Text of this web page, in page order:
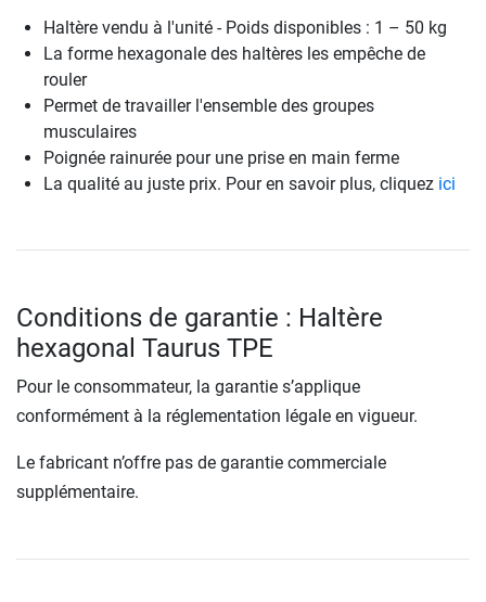
Haltère vendu à l'unité - Poids disponibles : 1 – 50 kg
La forme hexagonale des haltères les empêche de
rouler
Permet de travailler l'ensemble des groupes
musculaires
Poignée rainurée pour une prise en main ferme
La qualité au juste prix. Pour en savoir plus, cliquez ici
Conditions de garantie : Haltère
hexagonal Taurus TPE
Pour le consommateur, la garantie s’applique
conformément à la réglementation légale en vigueur.
Le fabricant n’offre pas de garantie commerciale
supplémentaire.